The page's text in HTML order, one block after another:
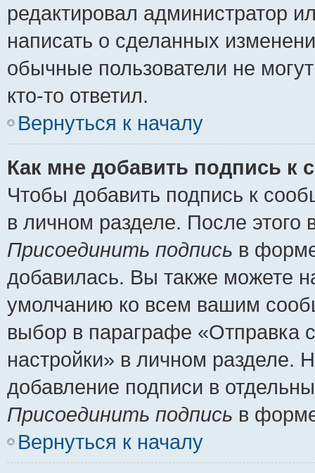
редактировал администратор
написать о сделанных
обычные пользователи не
кто-то ответил.
Вернуться к началу
Как мне добавить подпись к
Чтобы добавить подпись к
в личном разделе. После
Присоединить подпись в
добавилась. Вы также можете
умолчанию ко всем вашим
выбор в параграфе «Отправка
настройки» в личном разделе.
добавление подписи в
Присоединить подпись в
Вернуться к началу